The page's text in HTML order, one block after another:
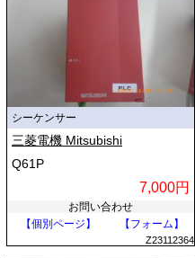
シーケンサー
三菱電機 Mitsubishi
Q61P
7,000円
お問い合わせ
【個別ページ】
【フォーム】
Z23112364